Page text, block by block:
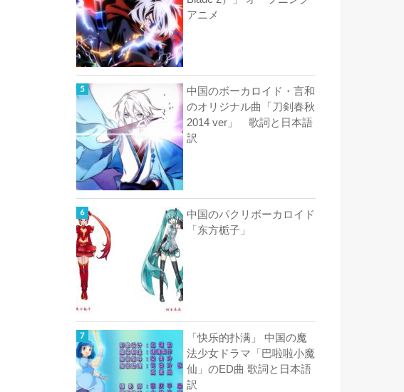
アニメ
中国のボーカロイド・言和
のオリジナル曲「刀剣春秋
2014 ver」 歌詞と日本語
訳
中国のパクリボーカロイド
「东方栀子」
「快乐的扑满」 中国の魔
法少女ドラマ「巴啦啦小魔
仙」のED曲 歌詞と日本語
訳